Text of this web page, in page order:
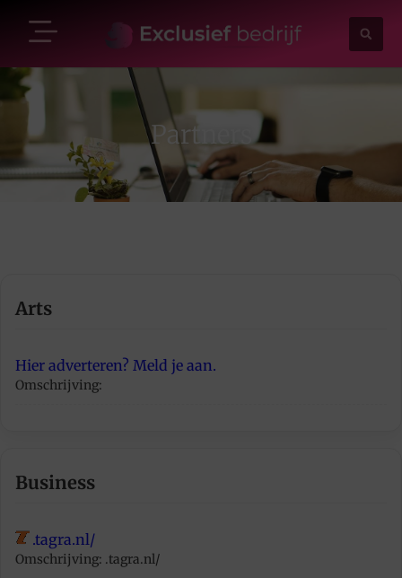
Partners
Arts
Hier adverteren? Meld je aan.
Omschrijving:
Business
.tagra.nl/
Omschrijving: .tagra.nl/